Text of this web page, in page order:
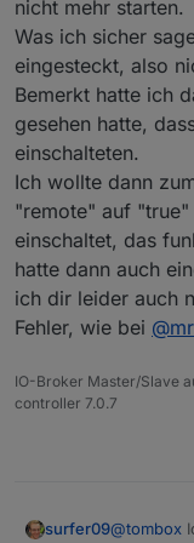
nicht mehr starten.
Was ich sicher
eingesteckt, also
Bemerkt hatte ich
gesehen hatte,
einschalteten.
Ich wollte dann
"remote" auf
einschaltet, das
hatte dann auch
ich dir leider auch
Fehler, wie bei @
IO-Broker Master/Slave
controller 7.0.7
surfer09@tombox